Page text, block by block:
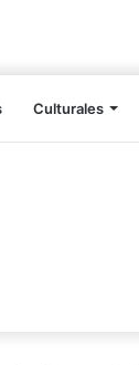
Culturales